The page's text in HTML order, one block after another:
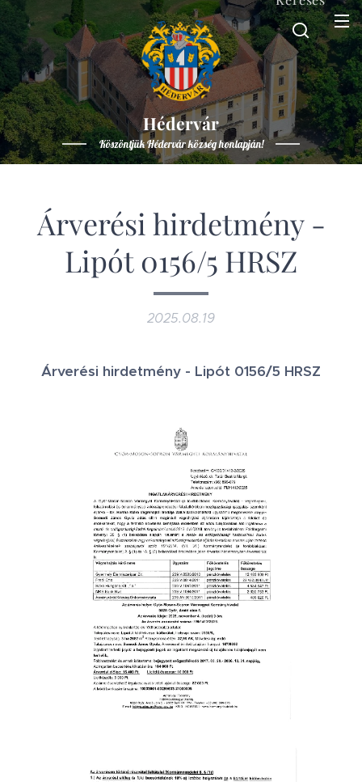
Hédervár
Köszöntjük Hédervár község honlapján!
Árverési hirdetmény -
Lipót 0156/5 HRSZ
2025.08.19
Árverési hirdetmény - Lipót 0156/5 HRSZ